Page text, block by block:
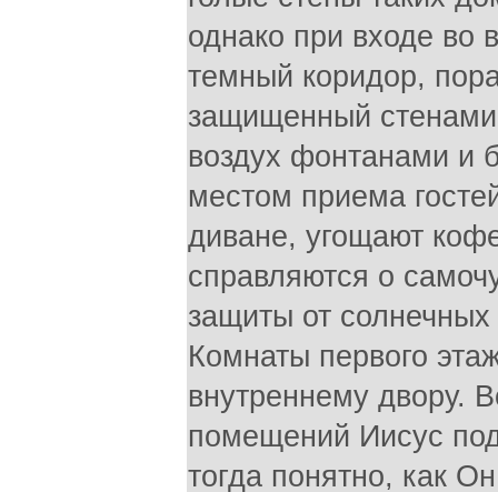
однако при входе во
темный коридор,
защищенный
воздух фонтанами и
местом приема
диване, угощают
справляются о
защиты от солнечных
Комнаты первого
внутреннему двору.
помещений Иисус
тогда понятно, как